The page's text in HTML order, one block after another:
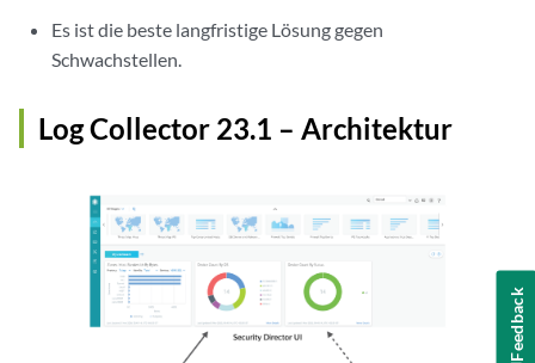
Es ist die beste langfristige Lösung gegen
Schwachstellen.
Log Collector 23.1 – Architektur
Feedback